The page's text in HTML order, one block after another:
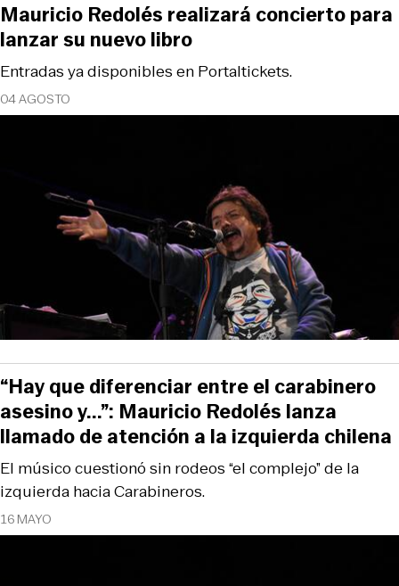
04 AGOSTO
Entradas ya disponibles en Portaltickets.
Mauricio Redolés realizará concierto para
lanzar su nuevo libro
16 MAYO
El músico cuestionó sin rodeos “el complejo” de la
izquierda hacia Carabineros.
“Hay que diferenciar entre el carabinero
asesino y...”: Mauricio Redolés lanza
llamado de atención a la izquierda chilena